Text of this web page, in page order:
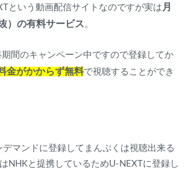
という動画配信サイトなのですが実は 月
）の有料サービス。
間のキャンペーン中ですので登録してか
金がかからず無料で視聴することができ
マンドに登録してまんぷくは視聴出来る
NHKと提携しているためU-NEXTに登録し